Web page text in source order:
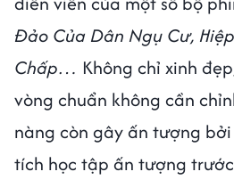
Đảo Của Dân Ngụ Cư,
Chấp… Không chỉ xinh
vòng chuẩn không cần
nàng còn gây ấn tượng
tích học tập ấn tượng